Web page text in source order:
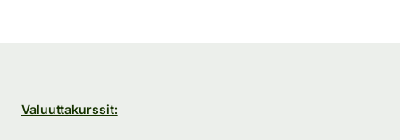
Valuuttakurssit: